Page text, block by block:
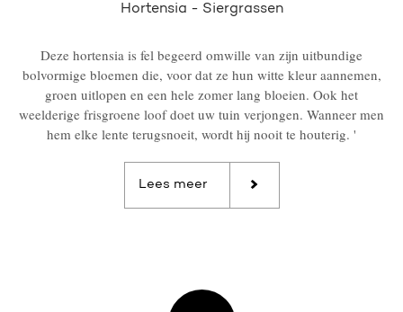
Hortensia - Siergrassen
Deze hortensia is fel begeerd omwille van zijn uitbundige
bolvormige bloemen die, voor dat ze hun witte kleur aannemen,
groen uitlopen en een hele zomer lang bloeien. Ook het
weelderige frisgroene loof doet uw tuin verjongen. Wanneer men
hem elke lente terugsnoeit, wordt hij nooit te houterig. '
Lees meer